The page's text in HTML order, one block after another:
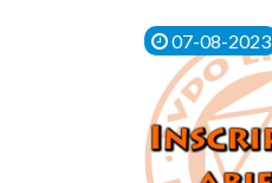
07-08-2023